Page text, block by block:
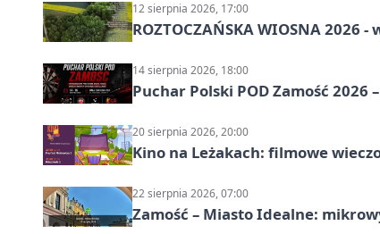
12 sierpnia 2026, 17:00
ROZTOCZAŃSKA WIOSNA 2026
14 sierpnia 2026, 18:00
Puchar Polski POD Zamość 2026
20 sierpnia 2026, 20:00
Kino na Leżakach: filmowe
22 sierpnia 2026, 07:00
Zamość – Miasto Idealne: